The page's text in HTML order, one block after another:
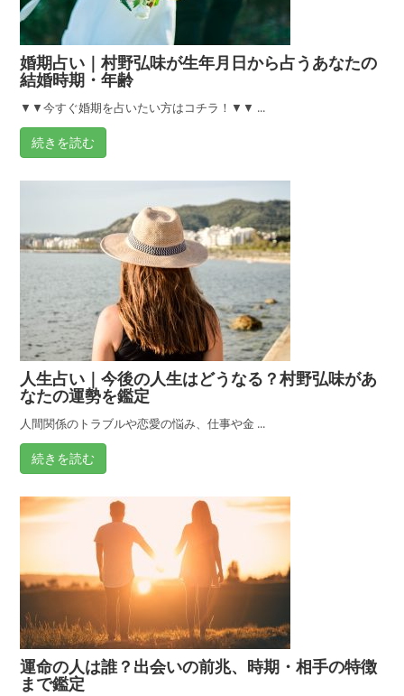
い
取
り
を
婚期占い｜村野弘味が生年月日から占うあなたの
結婚時期・年齢
▼▼今すぐ婚期を占いたい方はコチラ！▼▼ ...
続きを読む
人生占い｜今後の人生はどうなる？村野弘味があ
なたの運勢を鑑定
人間関係のトラブルや恋愛の悩み、仕事や金 ...
続きを読む
運命の人は誰？出会いの前兆、時期・相手の特徴
まで鑑定